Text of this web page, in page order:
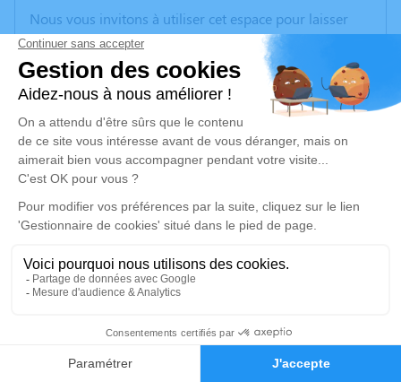
Faire-part Hommages
Nous vous invitons à utiliser cet espace pour laisser
vos condoléances, partager des photos souvenirs, une
anecdote ou exprimer vos pensées à travers des
poèmes ou des textes. Cet endroit est un lieu
d'expression dédié à honorer la mémoire de Michel
PERTUZON.
Un service de plantation d’arbre hommage est
disponible ici.
Je rends hommage
Cérémonie
Crématorium des Charmilles Chemin des
Charmilles